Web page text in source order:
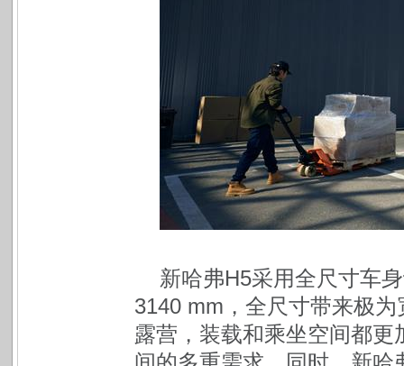
新哈弗H5采用全尺寸车
3140 mm，全尺寸带来极
露营，装载和乘坐空间都